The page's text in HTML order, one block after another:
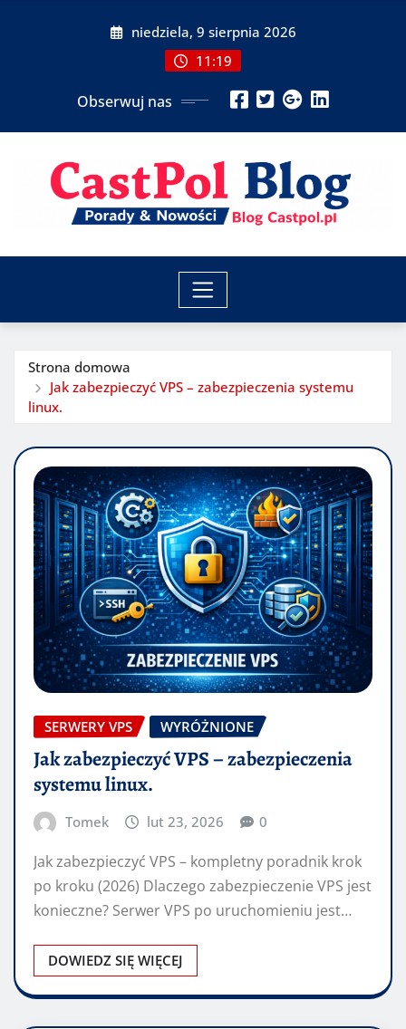
niedziela, 9 sierpnia 2026
11:19
Obserwuj nas
Strona domowa
Jak zabezpieczyć VPS – zabezpieczenia systemu
linux.
SERWERY VPS WYRÓŻNIONE
Jak zabezpieczyć VPS – zabezpieczenia
systemu linux.
Tomek lut 23, 2026 0
Jak zabezpieczyć VPS – kompletny poradnik krok
po kroku (2026) Dlaczego zabezpieczenie VPS jest
konieczne? Serwer VPS po uruchomieniu jest…
DOWIEDZ SIĘ WIĘCEJ